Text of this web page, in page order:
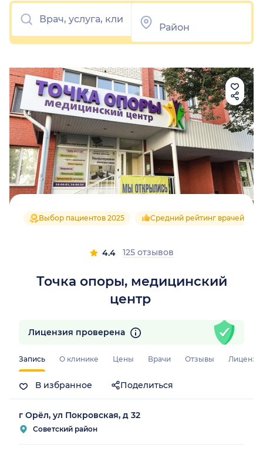
Точка опоры, медицинский
центр
Выбор пациентов 2025 Средний рейтинг врачей 4.4
4.4 125 отзывов
Запись О клинике Цены Врачи Отзывы
В избранное Поделиться
Лицензия проверена
г Орёл, ул Покровская, д 32
Советский район